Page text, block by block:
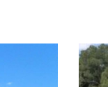
L
a
V